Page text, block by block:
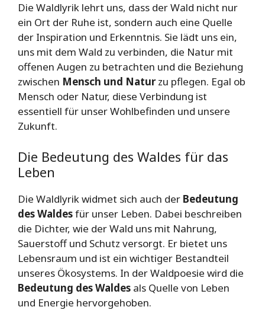
Die Waldlyrik lehrt uns, dass der Wald nicht nur
ein Ort der Ruhe ist, sondern auch eine Quelle
der Inspiration und Erkenntnis. Sie lädt uns ein,
uns mit dem Wald zu verbinden, die Natur mit
offenen Augen zu betrachten und die Beziehung
zwischen Mensch und Naturzu pflegen. Egal ob
Mensch oder Natur, diese Verbindung ist
essentiell für unser Wohlbefinden und unsere
Zukunft.
Die Bedeutung des Waldes für das
Leben
Die Waldlyrik widmet sich auch der Bedeutung
des Waldesfür unser Leben. Dabei beschreiben
die Dichter, wie der Wald uns mit Nahrung,
Sauerstoff und Schutz versorgt. Er bietet uns
Lebensraum und ist ein wichtiger Bestandteil
unseres Ökosystems. In der Waldpoesie wird die
Bedeutung des Waldes als Quelle von Leben
und Energie hervorgehoben.